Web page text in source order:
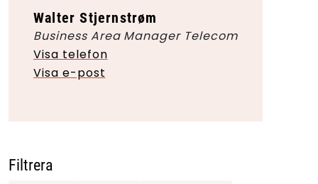
Walter Stjernstrøm
Business Area Manager Telecom
Visa telefon
Visa e-post
Filtrera